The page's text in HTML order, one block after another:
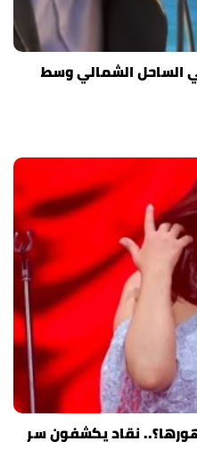
الساحل الشمالي وسط
نقاد يكشفون سر